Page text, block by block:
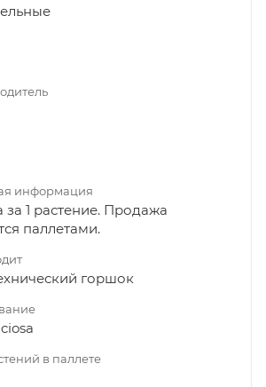
информация
за 1 растение. Продажа
паллетами.
горшок
в паллете